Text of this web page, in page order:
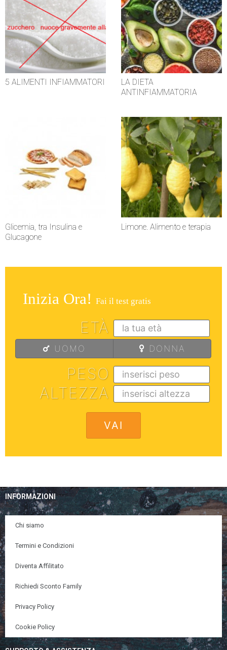
5 ALIMENTI INFIAMMATORI
LA DIETA
ANTINFIAMMATORIA
Glicemia, tra Insulina e
Glucagone
Limone. Alimento e terapia
Inizia Ora! Fai il test gratis
ETÀ
UOMO DONNA
PESO
ALTEZZA
INFORMAZIONI
Chi siamo
Termini e Condizioni
Diventa Affilitato
Richiedi Sconto Family
Privacy Policy
Cookie Policy